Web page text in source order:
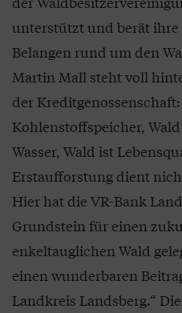
unterstützt und berät
Belangen rund um den
Martin Mall steht voll
der Kreditgenossenschaft:
Kohlenstoffspeicher,
Wasser, Wald ist
Erstaufforstung dient
Hier hat die VR-Bank
Grundstein für einen
enkeltauglichen Wald
einen wunderbaren
Landkreis Landsberg.“